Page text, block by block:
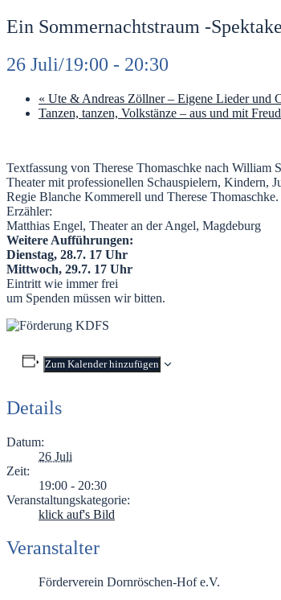
Ein Sommernachtstraum -
26 Juli/19:00 - 20:30
« Ute & Andreas Zöllner – Eigene Lieder und
Tanzen, tanzen, Volkstänze – aus und mit
Textfassung von Therese Thomaschke nach William
Theater mit professionellen Schauspielern, Kindern,
Regie Blanche Kommerell und Therese Thomaschke.
Erzähler:
Matthias Engel, Theater an der Angel, Magdeburg
Weitere Aufführungen:
Dienstag, 28.7. 17 Uhr
Mittwoch, 29.7. 17 Uhr
Eintritt wie immer frei
um Spenden müssen wir bitten.
Zum Kalender hinzufügen
Details
Datum:
26 Juli
Zeit:
19:00 - 20:30
Veranstaltungskategorie:
klick auf's Bild
Veranstalter
Förderverein Dornröschen-Hof e.V.